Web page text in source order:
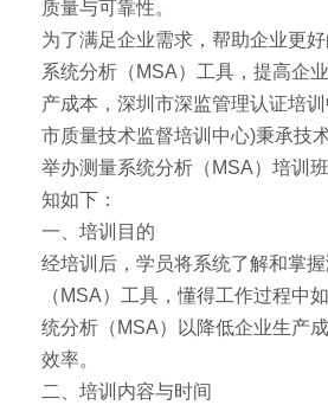
质量与可靠性。
为了满足企业需求，帮助企业更
系统分析（MSA）工具，提高企
产成本，深圳市深监管理认证培
市质量技术监督培训中心)秉承技
举办测量系统分析（MSA）培训
知如下：
一、培训目的
经培训后，学员将系统了解和掌
（MSA）工具，懂得工作过程中
统分析（MSA）以降低企业生产
效率。
二、培训内容与时间